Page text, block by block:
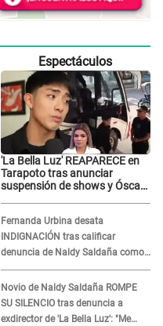
Espectáculos
'La Bella Luz' REAPARECE en
Tarapoto tras anunciar
suspensión de shows y Óscar
Fernanda Urbina desata
INDIGNACIÓN tras calificar
denuncia de Naldy Saldaña como
'acto bochornoso': "No es justo
atacar a otra mujer"
Novio de Naldy Saldaña ROMPE
SU SILENCIO tras denuncia a
exdirector de 'La Bella Luz': "Me